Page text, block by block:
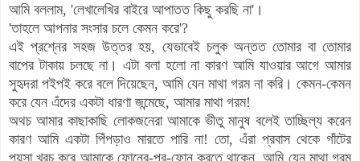
আমি বললাম, 'লেখালেখির বাইরে আপাতত কিছু করছি না'।
'তাহলে আপনার সংসার চলে কেমন করে'?
এই প্রশ্নের সহজ উত্তর হয়, যেভাবেই চলুক অন্তত তোমার বা তোমার
বাপের টাকায় চলছে না। এটা বলা হলো না কারণ আমি যাওয়ার আগে আমার
সুহৃদরা পইপই করে বলে দিয়েছেন, আমি যেন মাথা গরম না করি। কেমন-কেমন
করে যেন এঁদের একটা ধারণা জন্মেছে, আমার মাথা গরম!
অথচ আমার কাছাকাছি লোকজনেরা আমাকে ভীতু মানুষ বলেই তাচ্ছিল্য করেন
কারণ আমি একটা পিঁপড়াও মারতে পারি না! তো, এঁরা প্রবাস থেকে গাঁটের
পয়সা খরচ করে আমাকে ফোনের-পর-ফোন করতে থাকেন, আমি যেন মাথা গরম